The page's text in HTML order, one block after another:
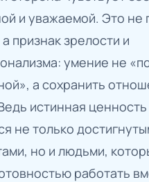
и уважаемой. Это не
признак зрелости и
умение не
а сохранить
истинная
не только
но и людьми,
работать